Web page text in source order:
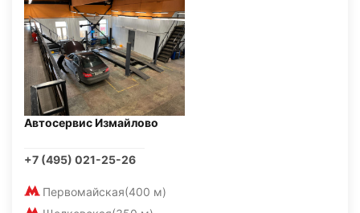
Автосервис Измайлово
+7 (495) 021-25-26
Первомайская(400 м)